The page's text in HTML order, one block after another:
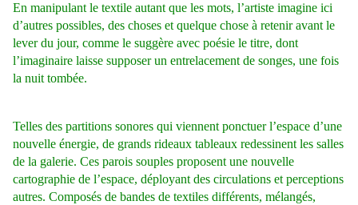
En manipulant le textile autant que les mots, l’artiste imagine ici
d’autres possibles, des choses et quelque chose à retenir avant le
lever du jour, comme le suggère avec poésie le titre, dont
l’imaginaire laisse supposer un entrelacement de songes, une fois
la nuit tombée.
Telles des partitions sonores qui viennent ponctuer l’espace d’une
nouvelle énergie, de grands rideaux tableaux redessinent les salles
de la galerie. Ces parois souples proposent une nouvelle
cartographie de l’espace, déployant des circulations et perceptions
autres. Composés de bandes de textiles différents, mélangés,